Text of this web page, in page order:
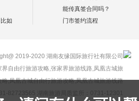
如
能传真签合同吗？
门市签约流程
2019-2020 湖南友缘国际旅行社有限公司
自由行旅游攻略,张家界旅游线路,凤凰古城旅
略,凤凰古城自由行旅游攻略,凤凰古城旅游线路
82723565 湖南旅游局质监所：0731-12301